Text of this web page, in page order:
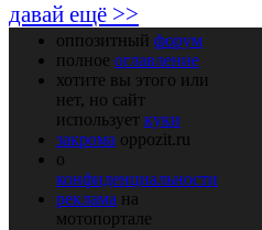
давай ещё >>
оппозитный форум
полное оглавление
хотите вы этого или
нет, но сайт
использует куки
закрома oppozit.ru
о
конфиденциальности
реклама на
мотопортале